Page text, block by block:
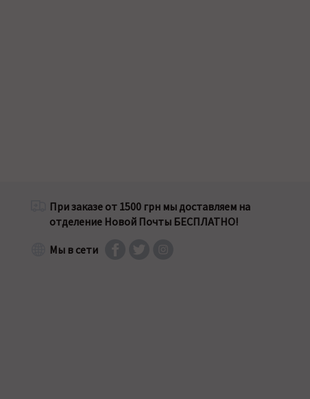
При заказе от 1500 грн мы доставляем на
отделение Новой Почты БЕСПЛАТНО!
Мы в сети